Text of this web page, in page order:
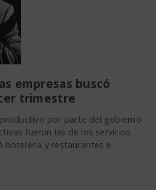
empresas buscó
trimestre
por parte del gobierno
fueron las de los servicios
hotelería y restaurantes e